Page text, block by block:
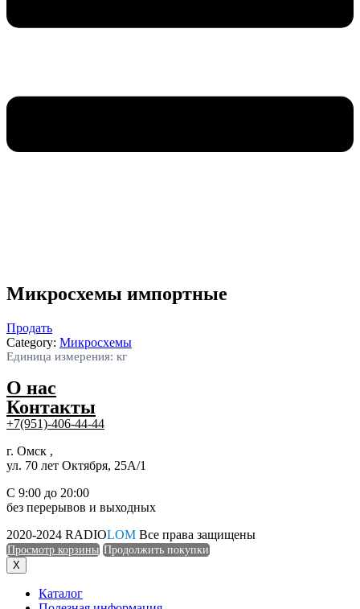
Микросхемы импортные
Продать
Category: Микросхемы
Единица измерения: кг
О нас
Контакты
+7(951)-406-44-44
г. Омск ,
ул. 70 лет Октября, 25А/1
С 9:00 до 20:00
без перерывов и выходных
2020-2024 RADIOLOM Все права защищены
Просмотр корзины Продолжить покупки
X
Каталог